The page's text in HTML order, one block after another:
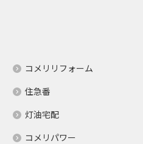
コメリリフォーム
住急番
灯油宅配
コメリパワー